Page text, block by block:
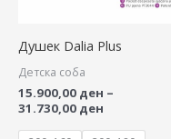
Душек Dalia Plus
Детска соба
15.900,00 ден –
31.730,00 ден